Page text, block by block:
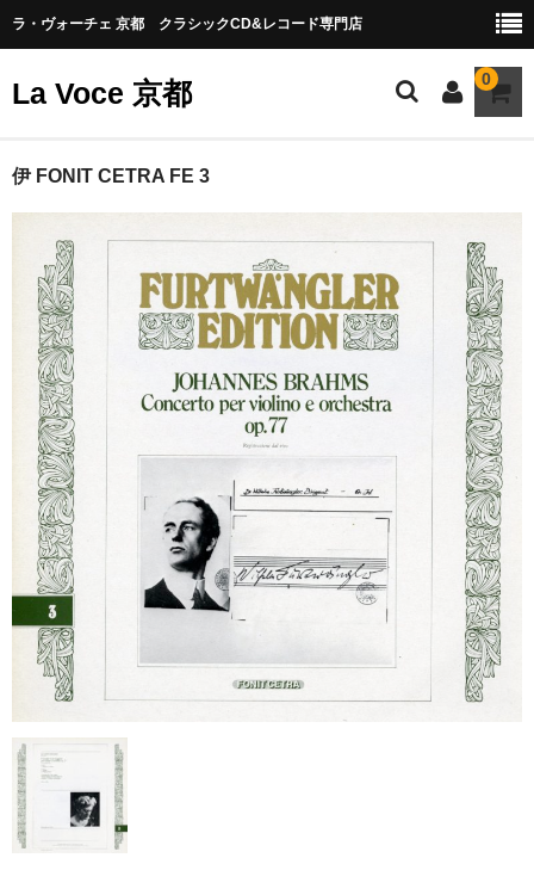
ラ・ヴォーチェ 京都 クラシックCD&レコード専門店
La Voce 京都 0
CATALOG LP
交響曲・管弦楽曲
協奏曲
室内楽曲
器楽曲
声楽曲
合唱
オペラ
歌曲
古楽曲
CD&BOOK
PICK UP
ABOUT
伊 FONIT CETRA FE 3